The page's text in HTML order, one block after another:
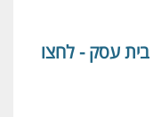
בית עסק - לחצו